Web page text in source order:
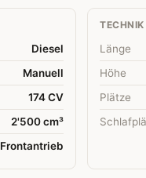
Diesel
Manuell
174 CV
2'500 cm³
Frontantrieb
TECHNIK
Länge
Höhe
Plätze